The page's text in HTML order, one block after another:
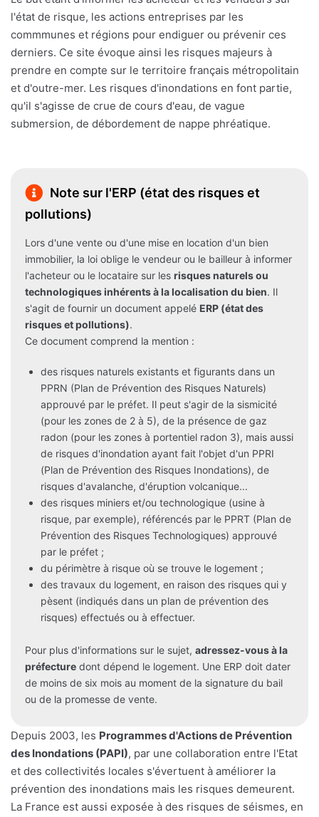
l'état de risque, les actions entreprises par les
commmunes et régions pour endiguer ou prévenir ces
derniers. Ce site évoque ainsi les risques majeurs à
prendre en compte sur le territoire français métropolitain
et d'outre-mer. Les risques d'inondations en font partie,
qu'il s'agisse de crue de cours d'eau, de vague
submersion, de débordement de nappe phréatique.
Note sur l'ERP (état des risques et
pollutions)
Lors d'une vente ou d'une mise en location d'un bien
immobilier, la loi oblige le vendeur ou le bailleur à informer
l'acheteur ou le locataire sur les risques naturels ou
technologiques inhérents à la localisation du bien. Il
s'agit de fournir un document appelé ERP (état des
risques et pollutions).
Ce document comprend la mention :
des risques naturels existants et figurants dans un
PPRN (Plan de Prévention des Risques Naturels)
approuvé par le préfet. Il peut s'agir de la sismicité
(pour les zones de 2 à 5), de la présence de gaz
radon (pour les zones à portentiel radon 3), mais aussi
de risques d'inondation ayant fait l'objet d'un PPRI
(Plan de Prévention des Risques Inondations), de
risques d'avalanche, d'éruption volcanique...
des risques miniers et/ou technologique (usine à
risque, par exemple), référencés par le PPRT (Plan de
Prévention des Risques Technologiques) approuvé
par le préfet ;
du périmètre à risque où se trouve le logement ;
des travaux du logement, en raison des risques qui y
pèsent (indiqués dans un plan de prévention des
risques) effectués ou à effectuer.
Pour plus d'informations sur le sujet, adressez-vous à la
préfecture dont dépend le logement. Une ERP doit dater
de moins de six mois au moment de la signature du bail
ou de la promesse de vente.
Depuis 2003, les Programmes d'Actions de Prévention
des Inondations (PAPI), par une collaboration entre l'Etat
et des collectivités locales s'évertuent à améliorer la
prévention des inondations mais les risques demeurent.
La France est aussi exposée à des risques de séismes, en